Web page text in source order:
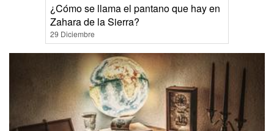
¿Cómo se llama el pantano que hay en
Zahara de la Sierra?
29 Diciembre